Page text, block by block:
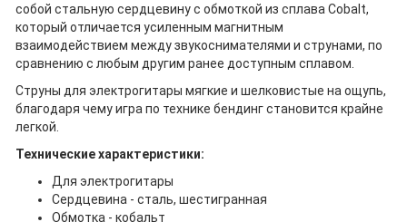
собой стальную сердцевину с обмоткой из сплава Cobalt,
который отличается усиленным магнитным
взаимодействием между звукоснимателями и струнами, по
сравнению с любым другим ранее доступным сплавом.
Струны для электрогитары мягкие и шелковистые на ощупь,
благодаря чему игра по технике бендинг становится крайне
легкой.
Технические характеристики:
Для электрогитары
Сердцевина - сталь, шестигранная
Обмотка - кобальт